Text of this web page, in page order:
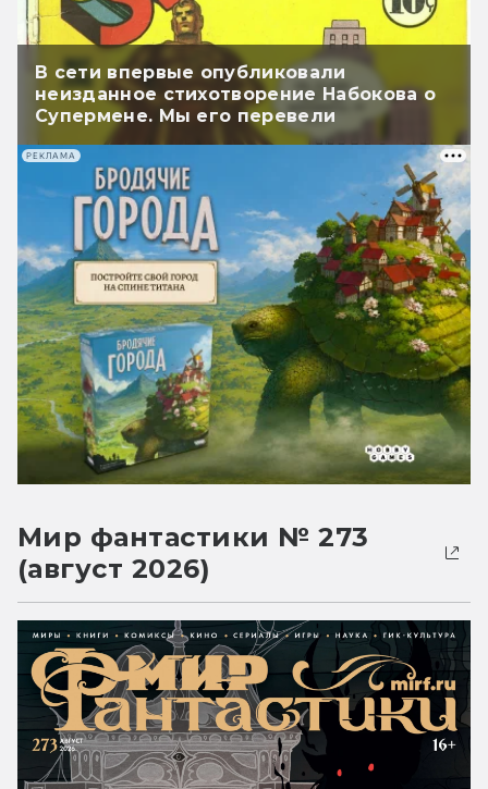
В сети впервые опубликовали
неизданное стихотворение Набокова о
Супермене. Мы его перевели
РЕКЛАМА
Мир фантастики № 273
(август 2026)